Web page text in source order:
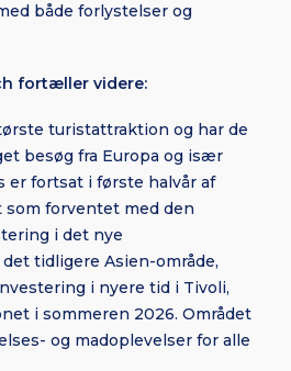
både forlystelser og
fortæller videre:
turistattraktion og har de
besøg fra Europa og især
er fortsat i første halvår af
som forventet med den
i det nye
tidligere Asien-område,
i nyere tid i Tivoli,
i sommeren 2026. Området
og madoplevelser for alle